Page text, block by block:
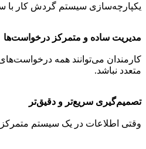
یکپارچه‌سازی سیستم گردش کار با
مدیریت ساده و متمرکز درخواست‌ها
کارمندان می‌توانند همه
متعدد نباشد.
تصمیم‌گیری سریع‌تر و دقیق‌تر
وقتی اطلاعات در یک سیستم